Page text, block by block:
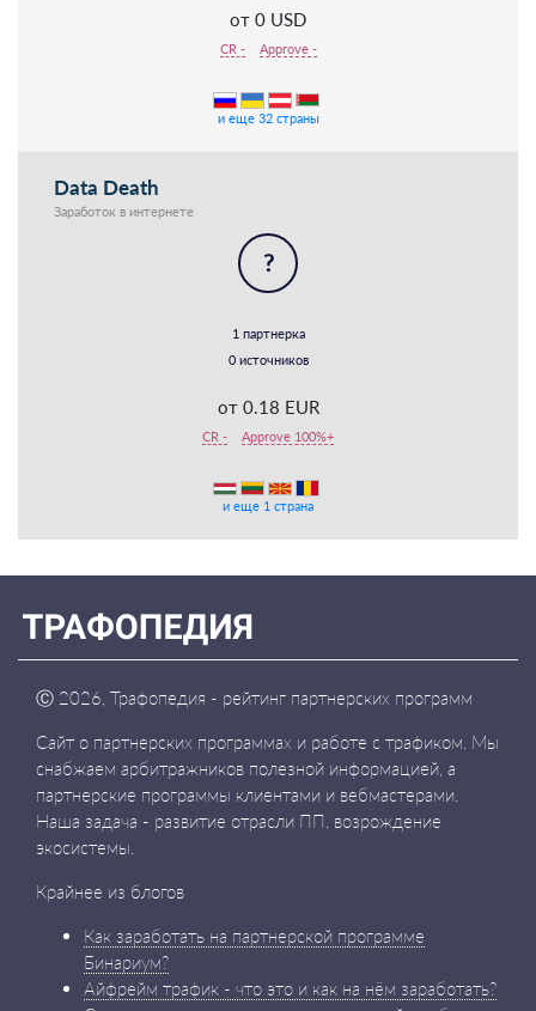
от 0 USD
CR - Approve -
и еще 32 страны
Data Death
Заработок в интернете
?
1 партнерка
0 источников
от 0.18 EUR
CR - Approve 100%+
и еще 1 страна
Ⓒ 2026, Трафопедия - рейтинг партнерских программ
Сайт о партнерских программах и работе с трафиком. Мы
снабжаем арбитражников полезной информацией, а
партнерские программы клиентами и вебмастерами.
Наша задача - развитие отрасли ПП, возрождение
экосистемы.
Крайнее из блогов
Как заработать на партнерской программе
Бинариум?
Айфрейм трафик - что это и как на нём заработать?